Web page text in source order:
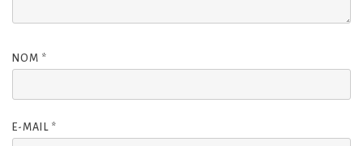
NOM *
E-MAIL *